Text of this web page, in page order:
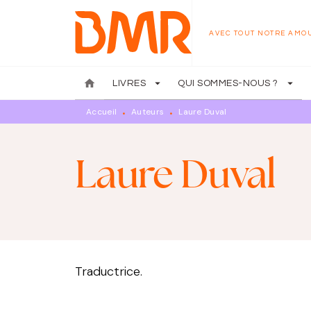
MENU RECHERCHE
AVEC TOUT NOTRE
home LIVRES arrow_drop_down QUI SOMMES-NOUS ? arrow_drop_down
Accueil • Auteurs • Laure Duval
Laure Duval
Traductrice.